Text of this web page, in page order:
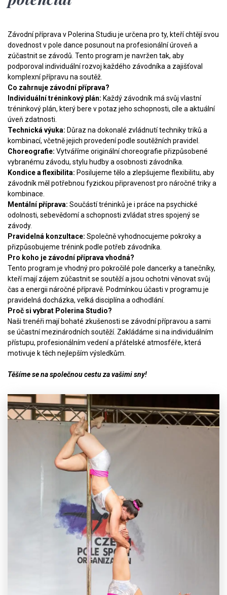
Závodní příprava v Polerina Studiu je určena pro ty, kteří chtějí svou
dovednost v pole dance posunout na profesionální úroveň a
zúčastnit se závodů. Tento program je navržen tak, aby
podporoval individuální rozvoj každého závodníka a zajišťoval
komplexní přípravu na soutěž.
Co zahrnuje závodní příprava?
Individuální tréninkový plán: Každý závodník má svůj vlastní
tréninkový plán, který bere v potaz jeho schopnosti, cíle a aktuální
úveň zdatnosti.
Technická výuka: Důraz na dokonalé zvládnutí techniky triků a
kombinací, včetně jejich provedení podle soutěžních pravidel.
Choreografie: Vytváříme originální choreografie přizpůsobené
vybranému závodu, stylu hudby a osobnosti závodníka.
Kondice a flexibilita: Posilujeme tělo a zlepšujeme flexibilitu, aby
závodník měl potřebnou fyzickou připravenost pro náročné triky a
kombinace.
Mentální příprava: Součástí tréninků je i práce na psychické
odolnosti, sebevědomí a schopnosti zvládat stres spojený se
závody.
Pravidelná konzultace: Společně vyhodnocujeme pokroky a
přizpůsobujeme trénink podle potřeb závodníka.
Pro koho je závodní příprava vhodná?
Tento program je vhodný pro pokročilé pole dancerky a tanečníky,
kteří mají zájem zúčastnit se soutěží a jsou ochotni věnovat svůj
čas a energii náročné přípravě. Podmínkou účasti v programu je
pravidelná docházka, velká disciplína a odhodlání.
Proč si vybrat Polerina Studio?
Naši trenéři mají bohaté zkušenosti se závodní přípravou a sami
se účastní mezinárodních soutěží. Zakládáme si na individuálním
přístupu, profesionálním vedení a přátelské atmosféře, která
motivuje k těch nejlepším výsledkům.
Těšíme se na společnou cestu za vašimi sny!